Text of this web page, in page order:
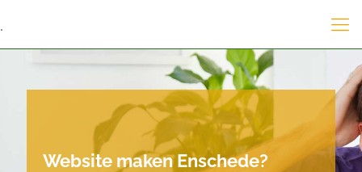
.
Website maken Enschede?